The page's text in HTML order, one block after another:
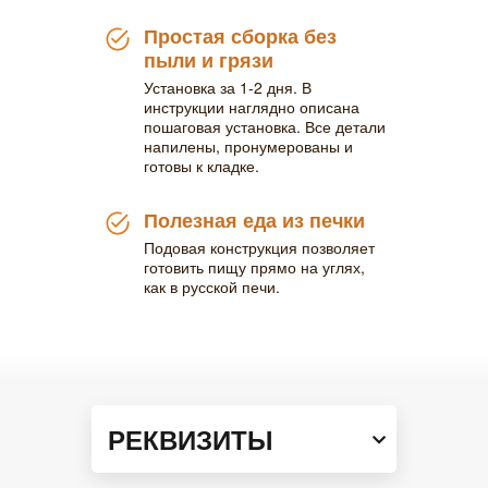
Простая сборка без
пыли и грязи
Установка за 1-2 дня. В
инструкции наглядно описана
пошаговая установка. Все детали
напилены, пронумерованы и
готовы к кладке.
Полезная еда из печки
Подовая конструкция позволяет
готовить пищу прямо на углях,
как в русской печи.
РЕКВИЗИТЫ